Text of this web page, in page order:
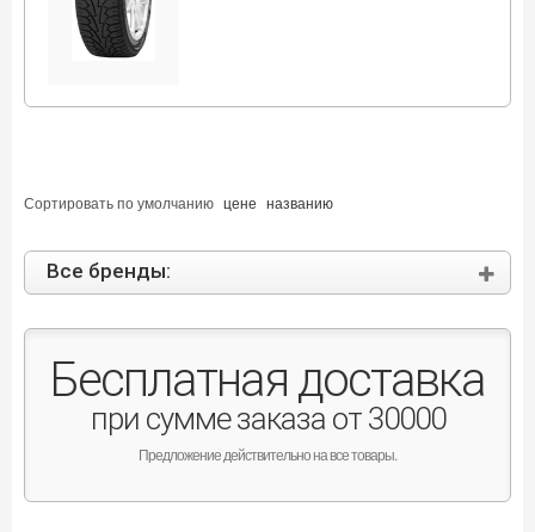
Сортировать поумолчанию цене названию
Все бренды:
Бесплатная доставка
при сумме заказа от 30000
Предложение действительно на все товары.